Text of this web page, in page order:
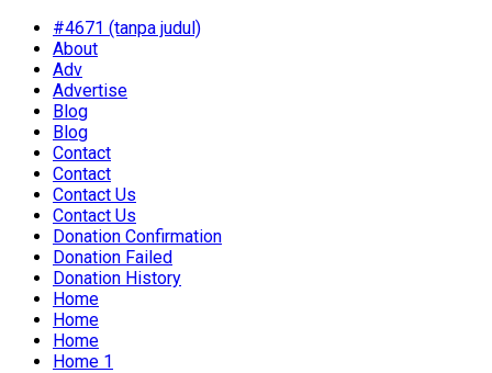
#4671 (tanpa judul)
About
Adv
Advertise
Blog
Blog
Contact
Contact
Contact Us
Contact Us
Donation Confirmation
Donation Failed
Donation History
Home
Home
Home
Home 1